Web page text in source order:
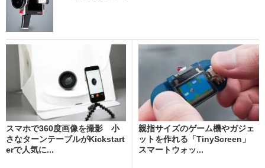
スマホで360度画像を撮影 小
さなターンテーブルがKickstart
erで人気に...
親指サイズのゲーム機やガジェ
ットを作れる「TinyScreen」
スマートウォッ...